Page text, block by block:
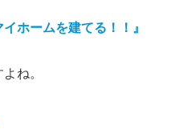
ホームを建てる！！』
ね。